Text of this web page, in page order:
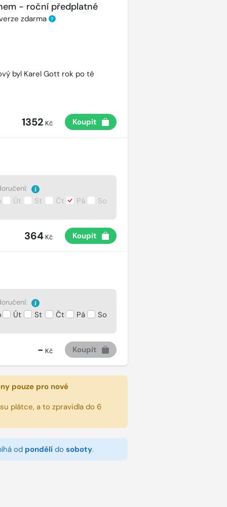
- roční předplatné
zdarma ?
byl Karel Gott rok po té
1352 Kč Koupit
Út St Čt Pá So
364Kč Koupit
Út St Čt Pá So
- Kč Koupit
pouze pro nové
plátce, a to zpravidla do 6
od pondělído soboty.